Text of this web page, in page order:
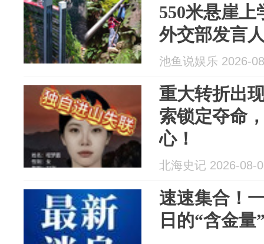
550米悬崖
外交部发言
池鱼说娱乐 2026-
重大转折出
索锁定夺命
心！
北海史记 2026-08-
速速集合！
日的“含金量